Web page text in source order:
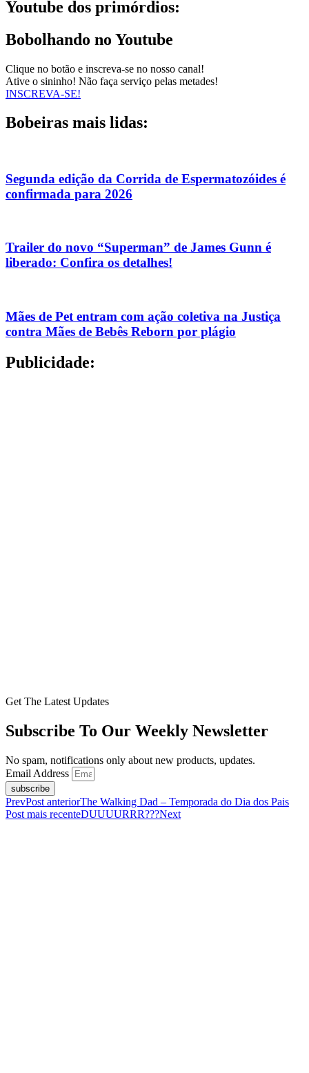
Youtube dos primórdios:
Bobolhando no Youtube
Clique no botão e inscreva-se no nosso canal!
Ative o sininho! Não faça serviço pelas metades!
INSCREVA-SE!
Bobeiras mais lidas:
Segunda edição da Corrida de Espermatozóides é
confirmada para 2026
Trailer do novo “Superman” de James Gunn é
liberado: Confira os detalhes!
Mães de Pet entram com ação coletiva na Justiça
contra Mães de Bebês Reborn por plágio
Publicidade:
Get The Latest Updates
Subscribe To Our Weekly Newsletter
No spam, notifications only about new products, updates.
Email Address
subscribe
PrevPost anteriorThe Walking Dad – Temporada do Dia dos Pais
Post mais recenteDUUUURRR???Next